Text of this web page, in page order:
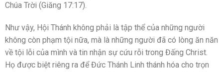
Chúa Trời (Giăng 17:17).
Như vậy, Hội Thánh không phải là tập thể của những người
không còn phạm tội nữa, mà là những người đã có lòng ăn năn
về tội lỗi của mình và tin nhận sự cứu rỗi trong Đấng Christ.
Họ được biệt riêng ra để Đức Thánh Linh thánh hóa cho trọn